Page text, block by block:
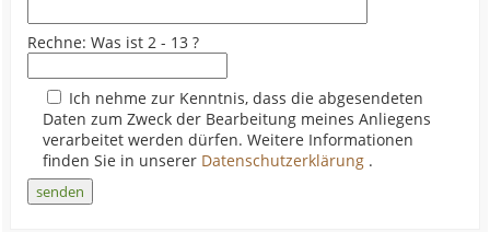
Rechne: Was ist 2 - 13 ?
Ich nehme zur Kenntnis, dass die abgesendeten
Daten zum Zweck der Bearbeitung meines Anliegens
verarbeitet werden dürfen. Weitere Informationen
finden Sie in unserer Datenschutzerklärung .